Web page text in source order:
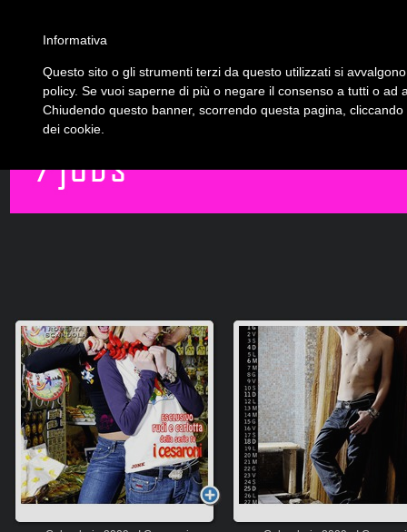
Informativa
Questo sito o gli strumenti terzi da questo utilizzati si
policy. Se vuoi saperne di più o negare il consenso a tutti o ad
Chiudendo questo banner, scorrendo questa pagina,
dei cookie.